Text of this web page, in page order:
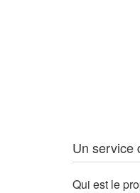
Un service
Qui est le